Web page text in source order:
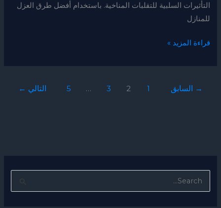
التأثيرات السلبية للتقلبات المناخية. باستخدام أفضل طرق العزل
للمنازل
قراءة المزيد »
→ السابق 1
2
3
…
5 التالي ←